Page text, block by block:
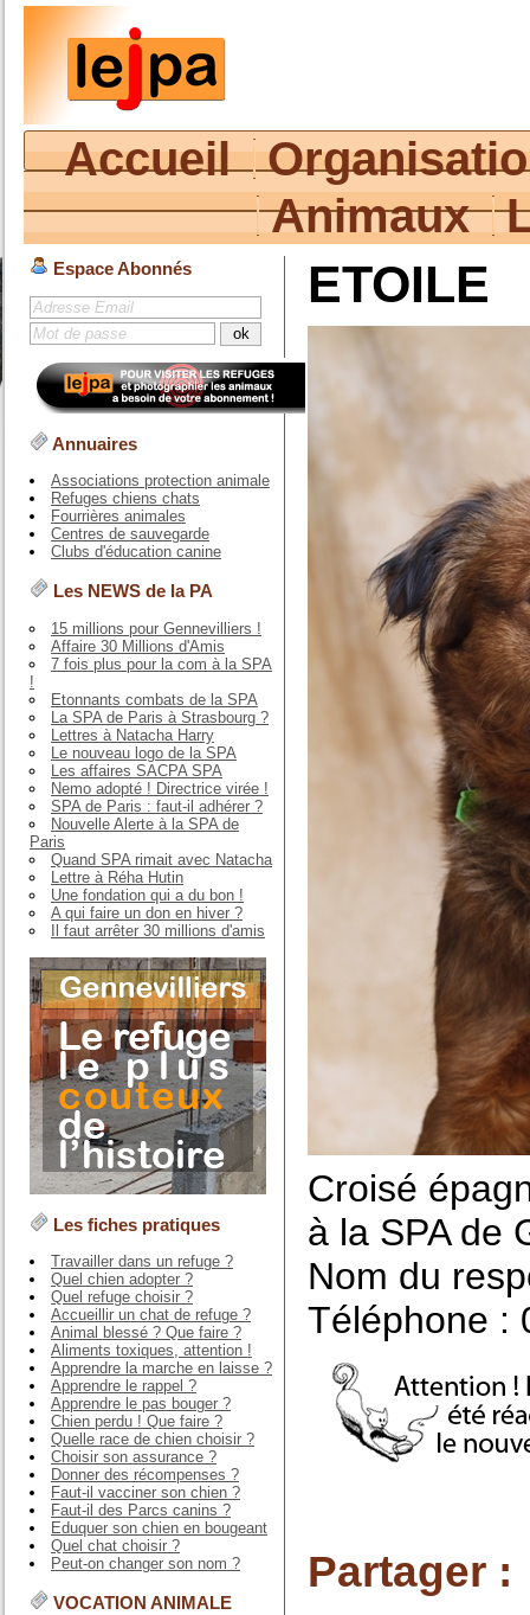
Accueil
Animaux
Espace Abonnés
Annuaires
Associations protection animale
Refuges chiens chats
Fourrières animales
Centres de sauvegarde
Clubs d'éducation canine
Les NEWS de la PA
15 millions pour Gennevilliers !
Affaire 30 Millions d'Amis
7 fois plus pour la com à la SPA
!
Etonnants combats de la SPA
La SPA de Paris à Strasbourg ?
Lettres à Natacha Harry
Le nouveau logo de la SPA
Les affaires SACPA SPA
Nemo adopté ! Directrice virée !
SPA de Paris : faut-il adhérer ?
Nouvelle Alerte à la SPA de
Paris
Quand SPA rimait avec Natacha
Lettre à Réha Hutin
Une fondation qui a du bon !
A qui faire un don en hiver ?
Il faut arrêter 30 millions d'amis
Les fiches pratiques
Travailler dans un refuge ?
Quel chien adopter ?
Quel refuge choisir ?
Accueillir un chat de refuge ?
Animal blessé ? Que faire ?
Aliments toxiques, attention !
Apprendre la marche en laisse ?
Apprendre le rappel ?
Apprendre le pas bouger ?
Chien perdu ! Que faire ?
Quelle race de chien choisir ?
Choisir son assurance ?
Donner des récompenses ?
Faut-il vacciner son chien ?
Faut-il des Parcs canins ?
Eduquer son chien en bougeant
Quel chat choisir ?
Peut-on changer son nom ?
VOCATION ANIMALE
ETOILE
Croisé
à la SPA de
Nom du
Téléphone :
Partager :